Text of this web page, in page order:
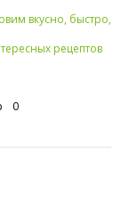
вкусно, быстро,
рецептов
0